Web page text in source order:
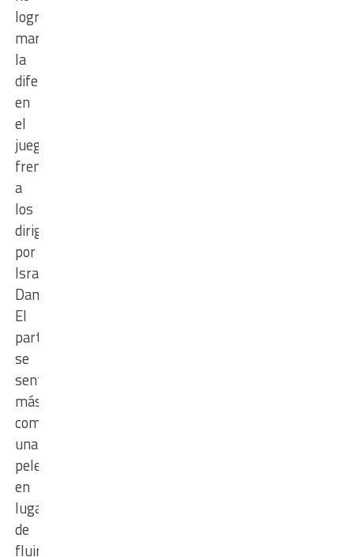
lograban
marcar
la
diferencia
en
el
juego
frente
a
los
dirigidos
por
Israel
Damonte.
El
partido
se
sentía
más
como
una
pelea
en
lugar
de
fluir